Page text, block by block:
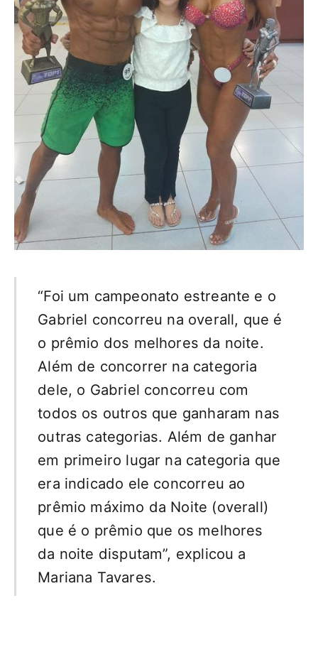
“Foi um campeonato estreante e o
Gabriel concorreu na overall, que é
o prêmio dos melhores da noite.
Além de concorrer na categoria
dele, o Gabriel concorreu com
todos os outros que ganharam nas
outras categorias. Além de ganhar
em primeiro lugar na categoria que
era indicado ele concorreu ao
prêmio máximo da Noite (overall)
que é o prêmio que os melhores
da noite disputam”, explicou a
Mariana Tavares.